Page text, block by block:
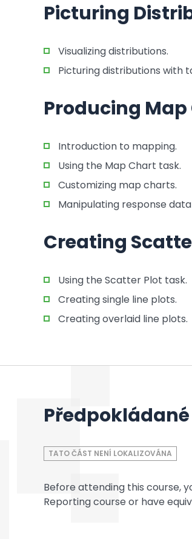
Picturing
Visualizing distributions.
Picturing distributions with
Producing
Introduction to mapping.
Using the Map Chart task.
Customizing map charts.
Manipulating response
Creating
Using the Scatter Plot task.
Creating single line plots.
Creating overlaid line plots.
TATO ČÁST NENÍ LOKALIZOVÁNA
Before attending this course,
Reporting course or have